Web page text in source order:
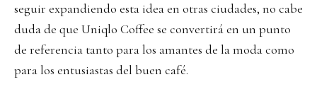
seguir expandiendo esta idea en otras ciudades, no cabe
duda de que Uniqlo Coffee se convertirá en un punto
de referencia tanto para los amantes de la moda como
para los entusiastas del buen café.